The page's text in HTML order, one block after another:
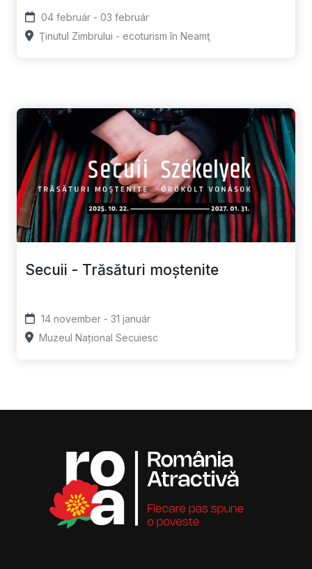
04 február - 03 február
Ţinutul Zimbrului - ecoturism în Neamţ
Secuii - Trăsături moștenite
14 november - 31 január
Muzeul Național Secuiesc